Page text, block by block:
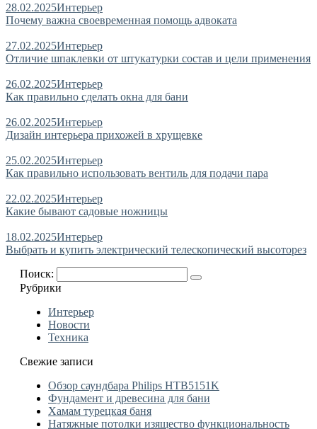
28.02.2025Интерьер
Почему важна своевременная помощь адвоката
27.02.2025Интерьер
Отличие шпаклевки от штукатурки состав и цели применения
26.02.2025Интерьер
Как правильно сделать окна для бани
26.02.2025Интерьер
Дизайн интерьера прихожей в хрущевке
25.02.2025Интерьер
Как правильно использовать вентиль для подачи пара
22.02.2025Интерьер
Какие бывают садовые ножницы
18.02.2025Интерьер
Выбрать и купить электрический телескопический высоторез
Поиск:
Рубрики
Интерьер
Новости
Техника
Свежие записи
Обзор саундбара Philips HTB5151K
Фундамент и древесина для бани
Хамам турецкая баня
Натяжные потолки изящество функциональность